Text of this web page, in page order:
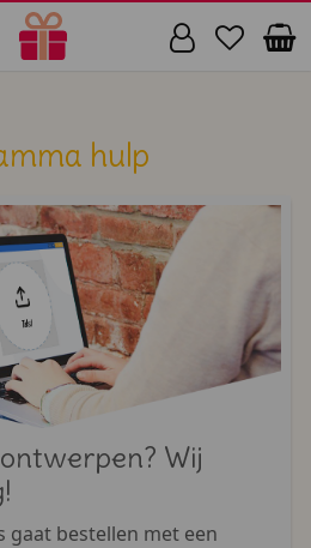
hulp
Wij
gaat bestellen met een